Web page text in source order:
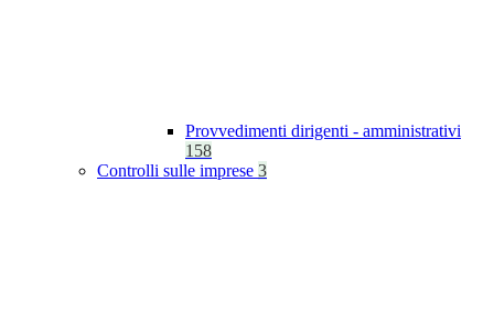
Provvedimenti dirigenti - amministrativi
158
Controlli sulle imprese 3